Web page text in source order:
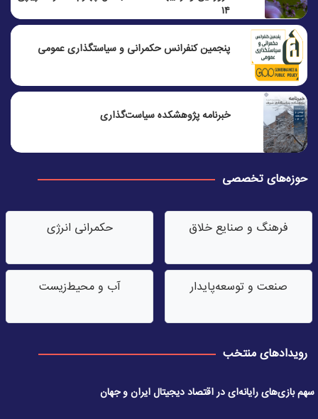
۱۴
پنجمين كنفرانس حكمرانی و سياستگذاری عمومی
خبرنامه پژوهشکده سیاست‌گذاری
حوزه‌های تخصصی
فرهنگ و صنایع خلاق حکمرانی انرژی
صنعت‌ و توسعه‌پایدار آب‌ و محیط‌زیست
رویدادهای منتخب
سهم بازی‌های رایانه‌ای در اقتصاد دیجیتال ایران و جهان